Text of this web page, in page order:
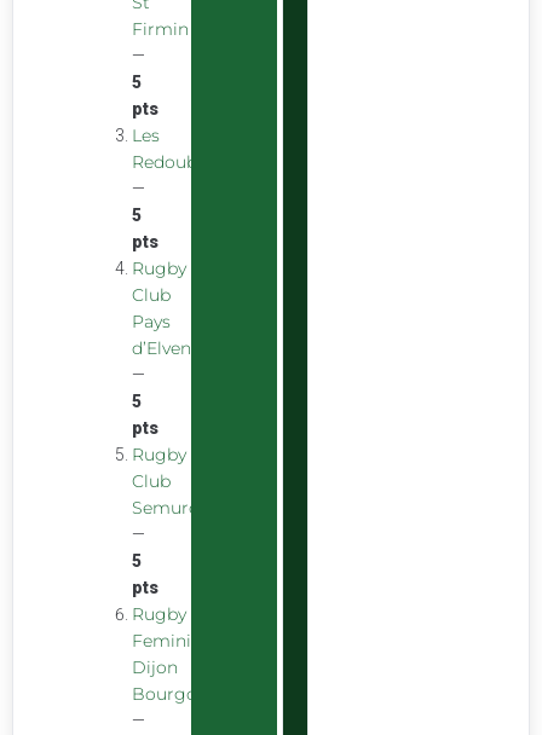
Firmin
—
5
pts
Les
Redoubstables
—
5
pts
Rugby
Club
Pays
d’Elven
—
5
pts
Rugby
Club
Semurois
—
5
pts
Rugby
Feminin
Dijon
Bourgogne
—